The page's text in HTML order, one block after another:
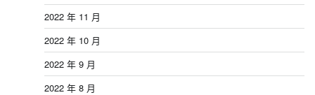
2022 年 11 月
2022 年 10 月
2022 年 9 月
2022 年 8 月